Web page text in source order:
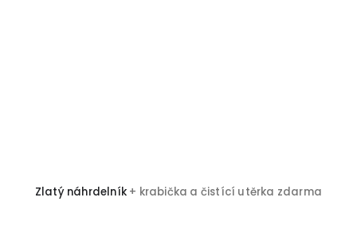
Zlatý náhrdelník + krabička a čistící utěrka zdarma